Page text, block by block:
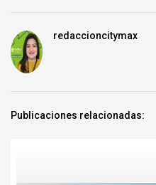
redaccioncitymax
Publicaciones relacionadas: